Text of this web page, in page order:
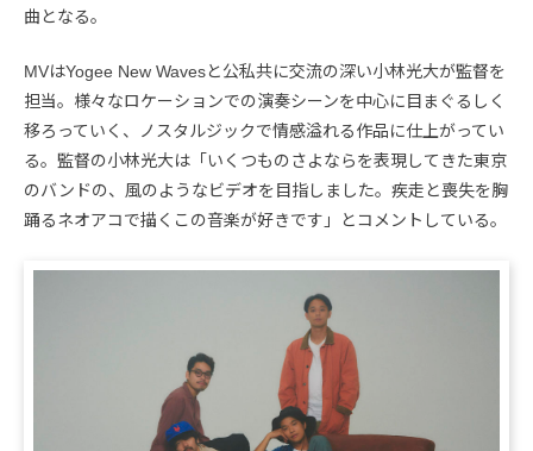
曲となる。
MVはYogee New Wavesと公私共に交流の深い小林光大が監督を
担当。様々なロケーションでの演奏シーンを中心に目まぐるしく
移ろっていく、ノスタルジックで情感溢れる作品に仕上がってい
る。監督の小林光大は「いくつものさよならを表現してきた東京
のバンドの、風のようなビデオを目指しました。疾走と喪失を胸
踊るネオアコで描くこの音楽が好きです」とコメントしている。